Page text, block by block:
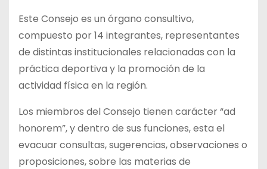
Este Consejo es un órgano consultivo,
compuesto por 14 integrantes, representantes
de distintas institucionales relacionadas con la
práctica deportiva y la promoción de la
actividad física en la región.
Los miembros del Consejo tienen carácter “ad
honorem”, y dentro de sus funciones, esta el
evacuar consultas, sugerencias, observaciones o
proposiciones, sobre las materias de